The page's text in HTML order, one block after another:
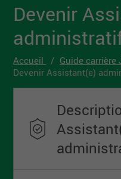
Devenir
Accueil
Guide carrière
Devenir Assistant(e)